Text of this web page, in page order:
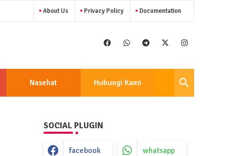
About Us Privacy Policy Documentation
Nasehat Hubungi Kami
SOCIAL PLUGIN
facebook whatsapp